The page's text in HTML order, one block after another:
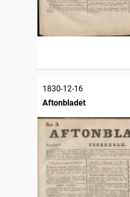
1830-12-16
Aftonbladet